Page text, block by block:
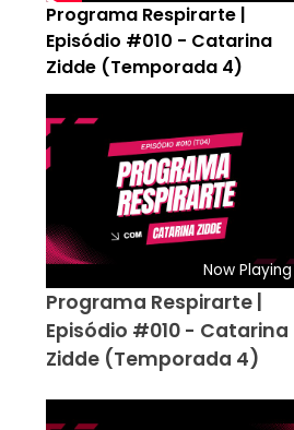
Programa Respirarte |
Episódio #010 - Catarina
Zidde (Temporada 4)
Now Playing
Programa Respirarte |
Episódio #010 - Catarina
Zidde (Temporada 4)